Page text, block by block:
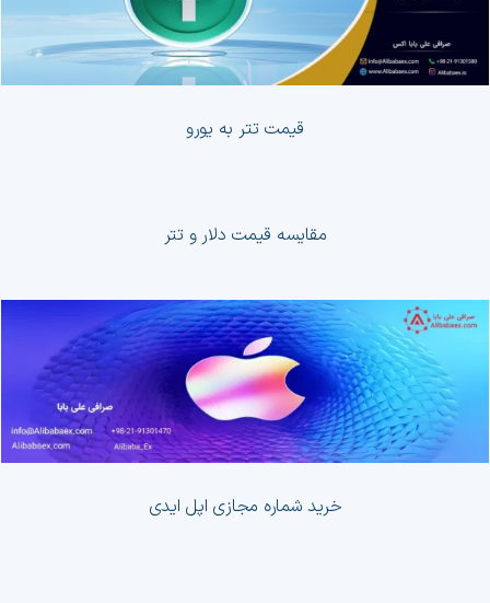
قیمت تتر به یورو
مقایسه قیمت دلار و تتر
خرید شماره مجازی اپل ایدی